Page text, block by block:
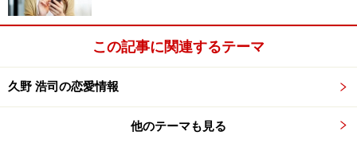
この記事に関連するテーマ
久野 浩司の恋愛情報
他のテーマも見る